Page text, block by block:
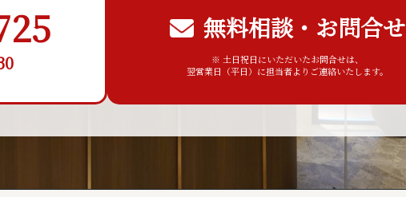
無料相談・お問合せ
※ 土日祝日にいただいたお問合せは、
翌営業日（平日）に担当者よりご連絡いたします。